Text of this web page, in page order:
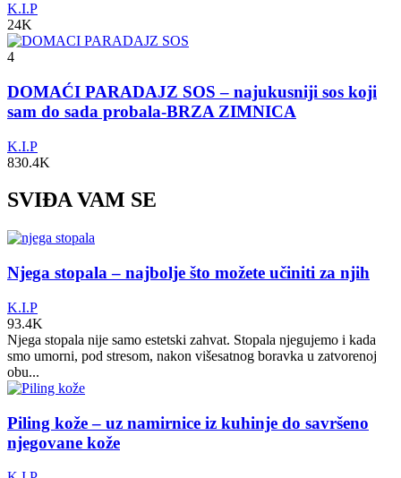
K.I.P
24K
4
DOMAĆI PARADAJZ SOS – najukusniji sos koji
sam do sada probala-BRZA ZIMNICA
K.I.P
830.4K
SVIĐA VAM SE
Njega stopala – najbolje što možete učiniti za njih
K.I.P
93.4K
Njega stopala nije samo estetski zahvat. Stopala njegujemo i kada
smo umorni, pod stresom, nakon višesatnog boravka u zatvorenoj
obu...
Piling kože – uz namirnice iz kuhinje do savršeno
njegovane kože